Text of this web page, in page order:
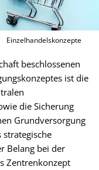
Einzelhandelskonzepte
beschlossenen
ist die
die Sicherung
Grundversorgung
Belang bei der
Zentrenkonzept